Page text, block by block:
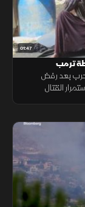
01:47
ترمب
بعد رفض
القتال